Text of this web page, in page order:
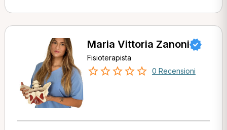
Maria Vittoria Zanoni
Fisioterapista
0 Recensioni